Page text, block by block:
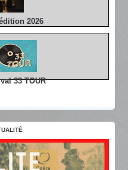
2026
33 TOUR